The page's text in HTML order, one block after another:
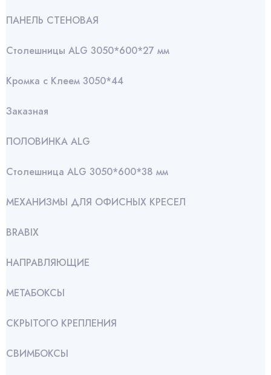
ПАНЕЛЬ СТЕНОВАЯ
Столешницы ALG 3050*600*27 мм
Кромка с Клеем 3050*44
Заказная
ПОЛОВИНКА ALG
Столешница ALG 3050*600*38 мм
МЕХАНИЗМЫ ДЛЯ ОФИСНЫХ КРЕСЕЛ
BRABIX
НАПРАВЛЯЮЩИЕ
МЕТАБОКСЫ
СКРЫТОГО КРЕПЛЕНИЯ
СВИМБОКСЫ